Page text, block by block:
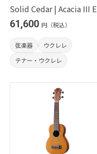
Solid Cedar | Acacia III E
61,600 円（税込）
弦楽器
ウクレレ
テナー・ウクレレ